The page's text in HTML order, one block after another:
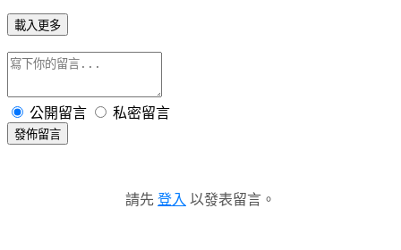
載入更多
公開留言 私密留言
發佈留言
請先 登入 以發表留言。